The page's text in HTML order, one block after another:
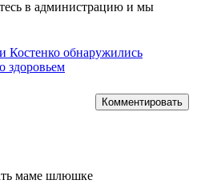
в администрацию и мы
Костенко обнаружились
здоровьем
Комментировать
маме шлюшке